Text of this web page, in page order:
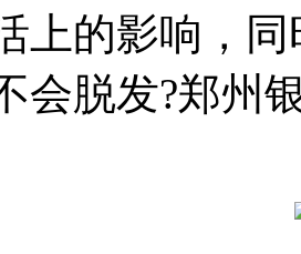
上的影响，
会脱发?郑州